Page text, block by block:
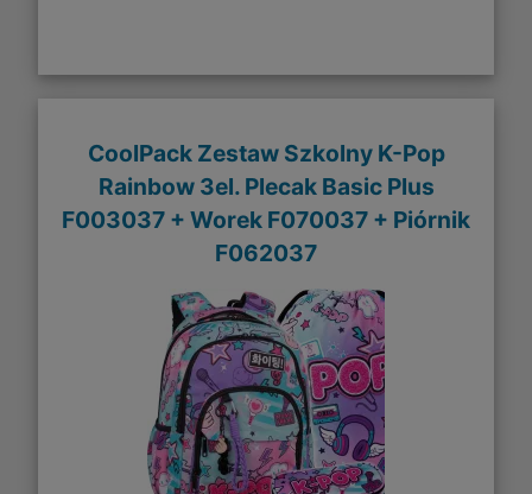
CoolPack Zestaw Szkolny K-Pop
Rainbow 3el. Plecak Basic Plus
F003037 + Worek F070037 + Piórnik
F062037